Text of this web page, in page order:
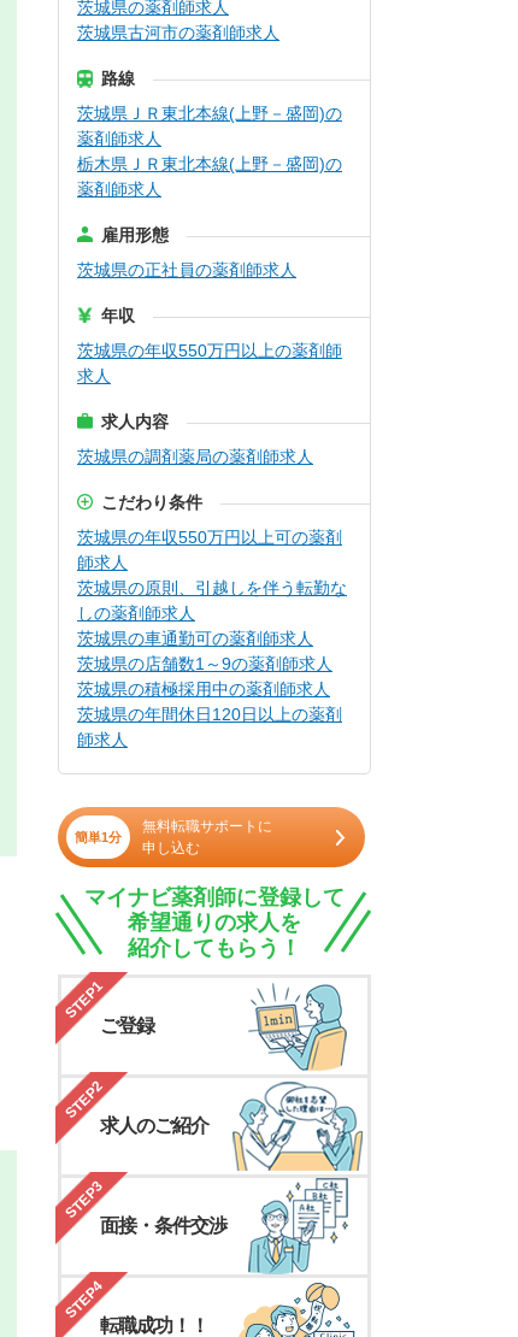
茨城県の薬剤師求人
茨城県古河市の薬剤師求人
路線
茨城県ＪＲ東北本線(上野－盛岡)の
薬剤師求人
栃木県ＪＲ東北本線(上野－盛岡)の
薬剤師求人
雇用形態
茨城県の正社員の薬剤師求人
年収
茨城県の年収550万円以上の薬剤師
求人
求人内容
茨城県の調剤薬局の薬剤師求人
こだわり条件
茨城県の年収550万円以上可の薬剤
師求人
茨城県の原則、引越しを伴う転勤な
しの薬剤師求人
茨城県の車通勤可の薬剤師求人
茨城県の店舗数1～9の薬剤師求人
茨城県の積極採用中の薬剤師求人
茨城県の年間休日120日以上の薬剤
師求人
簡単1分
無料転職サポートに
申し込む
マイナビ薬剤師に登録して
希望通りの求人を
紹介してもらう！
STEP1
ご登録
STEP2
求人のご紹介
STEP3
面接・条件交渉
STEP4
転職成功！！